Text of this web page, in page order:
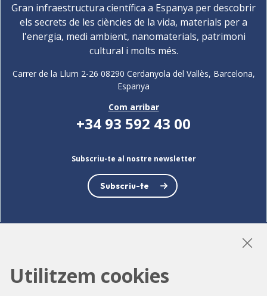
Gran infraestructura científica a Espanya per descobrir
els secrets de les ciències de la vida, materials per a
l'energia, medi ambient, nanomaterials, patrimoni
cultural i molts més.
Carrer de la Llum 2-26 08290 Cerdanyola del Vallès, Barcelona,
Espanya
Com arribar
+34 93 592 43 00
Subscriu-te al nostre newsletter
Subscriu-te
Utilitzem cookies